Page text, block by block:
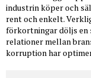
industrin köper och
rent och enkelt.
förkortningar döljs en
relationer mellan
korruption har